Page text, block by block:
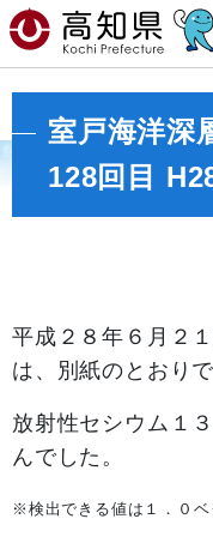
室戸海洋深
128回目
平成２８年６ 月２１
は、別紙のとおりで
放射性セシウム１
んでした。
※検出できる値は１．０ベ